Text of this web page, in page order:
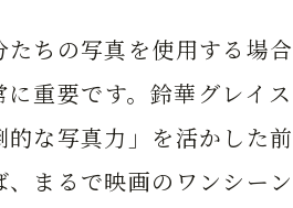
たちの写真を使用する場
に重要です。鈴華グレイ
的な写真力」を活かした
、まるで映画のワンシー